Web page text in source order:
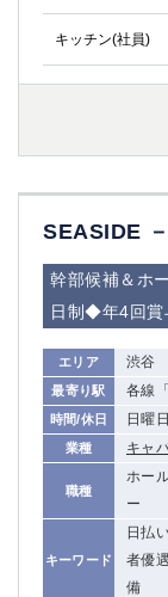
キッチン(社員)
SEASIDE
幹部候補＆ホ
日制◆年4回賞
エリア 渋谷
最寄り駅 各線
時間/休日 日曜
業種 キャ
職種
ホー
ー
キーワード
日払
者優
備
大泉学園
竹ノ塚
湯島
市川
神奈川県
関内
川崎
本厚木
藤沢
武蔵小杉
関内・馬車
元住吉